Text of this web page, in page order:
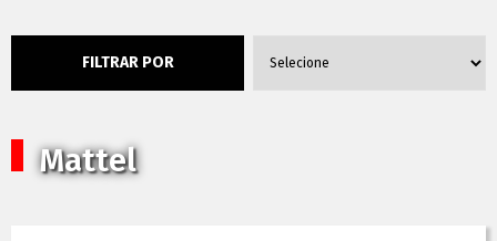
FILTRAR POR
Mattel